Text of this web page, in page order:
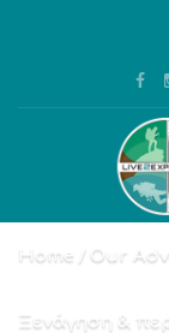
Home Our
Ξενάγηση &